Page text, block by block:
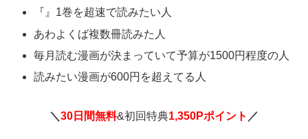
『』1巻を超速で読みたい人
あわよくば複数冊読みた人
毎月読む漫画が決まっていて予算が1500円程度の人
読みたい漫画が600円を超えてる人
＼ 30日間無料&初回特典1,350Pポイント ／